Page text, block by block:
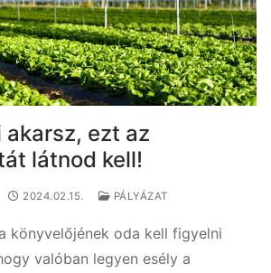
akarsz, ezt az
látnod kell!
2024.02.15. PÁLYÁZAT
könyvelőjének oda kell figyelni
valóban legyen esély a